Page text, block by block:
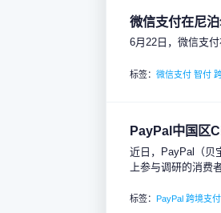
微信支付在尼
6月22日，微信支付
标签：微信支付 智付
PayPal中国区
近日，PayPal（贝
上参与调研的消费
标签： PayPal 跨境支付